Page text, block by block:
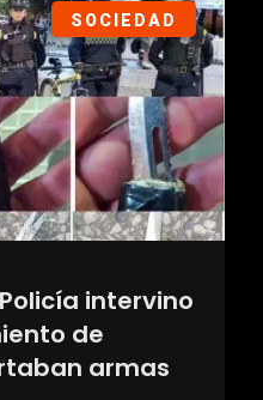
SOCIEDAD
intervino
de
armas